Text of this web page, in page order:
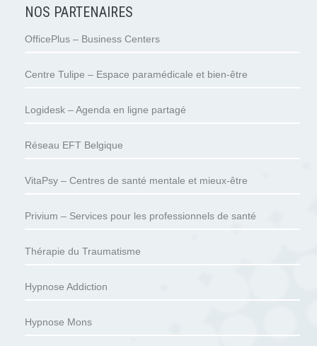
NOS PARTENAIRES
OfficePlus – Business Centers
Centre Tulipe – Espace paramédicale et bien-être
Logidesk – Agenda en ligne partagé
Réseau EFT Belgique
VitaPsy – Centres de santé mentale et mieux-être
Privium – Services pour les professionnels de santé
Thérapie du Traumatisme
Hypnose Addiction
Hypnose Mons